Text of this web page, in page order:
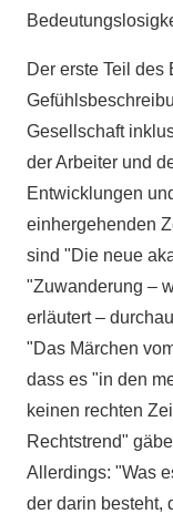
Der erste Teil des
Gesellschaft
der Arbeiter und
Entwicklungen
einhergehenden
sind "Die neue
"Zuwanderung –
erläutert –
"Das Märchen
dass es "in den
keinen rechten
Rechtstrend"
Allerdings: "Was
der darin besteht,